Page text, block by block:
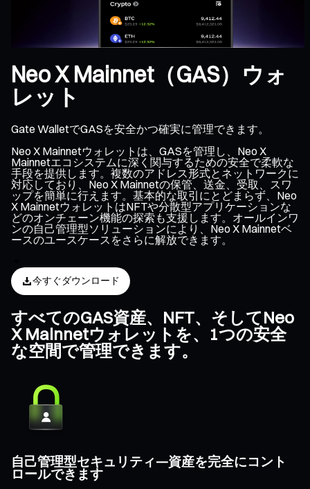
Neo X Mainnet（GAS）ウォ
レット
Gate WalletでGASを安全かつ確実に管理できます。
Neo X Mainnetウォレットは、GASを管理し、Neo X
Mainnetエコシステムに深く関与するための安全で柔軟な
手段を提供します。複数のアドレス形式とネットワークに
対応しており、Neo X Mainnetの保管、送金、受取、スワ
ップを簡単に行えます。基本的な取引にとどまらず、Neo
X MainnetウォレットはNFTや分散型アプリケーションな
どのオンチェーン機能の探索も支援します。オールインワ
ンの自己管理型ソリューションにより、Neo X Mainnetベ
ースのユースケースをさらに解放できます。
今すぐダウンロード
すべてのGAS資産、NFT、そしてNeo
X Mainnetウォレットを、1つの安全
な空間で管理できます。
自己管理型セキュリティ—資産を完全にコント
ロールできます